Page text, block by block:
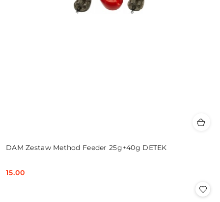
DAM Zestaw Method Feeder 25g+40g DETEK
Cena:
15.00